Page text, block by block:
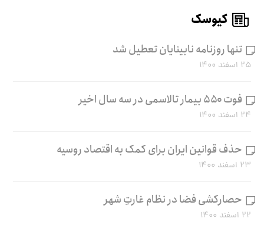
کیوسک
تنها روزنامه نابینایان تعطیل شد
۲۵ اسفند ۱۴۰۰
فوت ۵۵۰ بیمار تالاسمی در سه سال اخیر
۲۴ اسفند ۱۴۰۰
حذف قوانین ایران برای کمک به اقتصاد روسیه
۲۳ اسفند ۱۴۰۰
حصارکشی فضا در نظام غارتِ شهر
۲۲ اسفند ۱۴۰۰